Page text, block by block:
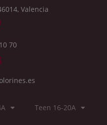
Valencia
70
Teen 16-20A